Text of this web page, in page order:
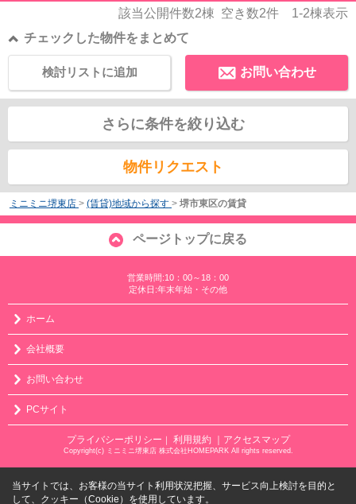
該当公開件数2棟 空き数2件 1-2棟表示
チェックした物件をまとめて
お問い合わせ
検討リストに追加
さらに条件を絞り込む
物件リクエスト
ミニミニ堺東店 > (賃貸)地域から探す > 堺市東区の賃貸
ページトップに戻る
営業時間:10：00～18：00
定休日:年末年始・その他
ホーム
会社概要
お問い合わせ
PCサイト
プライバシーポリシー ｜ 利用規約 ｜アクセスマップ
Copyright(c) ミニミニ堺東店 株式会社HOMEPARK All rights reserved.
当サイトでは、お客様の当サイト利用状況把握、サービス向上検討を目的と
して、クッキー（Cookie）を使用しています。